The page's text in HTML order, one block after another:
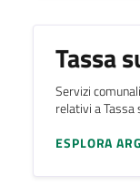
Tassa
Servizi
relativi a Tassa
ESPLORA